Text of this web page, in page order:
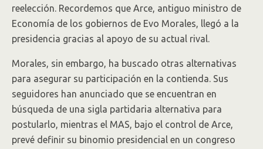
reelección. Recordemos que Arce, antiguo ministro de
Economía de los gobiernos de Evo Morales, llegó a la
presidencia gracias al apoyo de su actual rival.
Morales, sin embargo, ha buscado otras alternativas
para asegurar su participación en la contienda. Sus
seguidores han anunciado que se encuentran en
búsqueda de una sigla partidaria alternativa para
postularlo, mientras el MAS, bajo el control de Arce,
prevé definir su binomio presidencial en un congreso